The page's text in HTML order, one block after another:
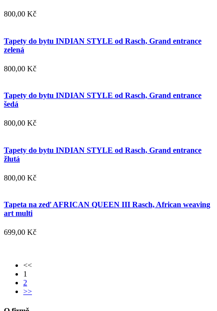
800,00 Kč
Tapety do bytu INDIAN STYLE od Rasch, Grand entrance
zelená
800,00 Kč
Tapety do bytu INDIAN STYLE od Rasch, Grand entrance
šedá
800,00 Kč
Tapety do bytu INDIAN STYLE od Rasch, Grand entrance
žlutá
800,00 Kč
Tapeta na zeď AFRICAN QUEEN III Rasch, African weaving
art multi
699,00 Kč
<<
1
2
>>